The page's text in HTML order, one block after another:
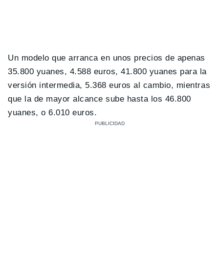
Un modelo que arranca en unos precios de apenas
35.800 yuanes, 4.588 euros, 41.800 yuanes para la
versión intermedia, 5.368 euros al cambio, mientras
que la de mayor alcance sube hasta los 46.800
yuanes, o 6.010 euros.